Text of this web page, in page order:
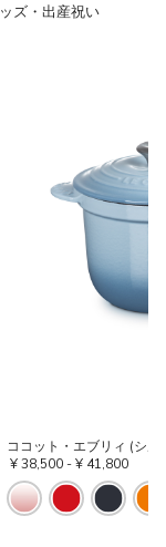
ズ・出産祝い
ココット・エブリィ (シル
¥ 38,500-¥ 41,800